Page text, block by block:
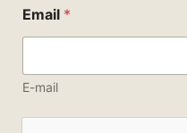
m
a
l
E
a
Email *
E-mail